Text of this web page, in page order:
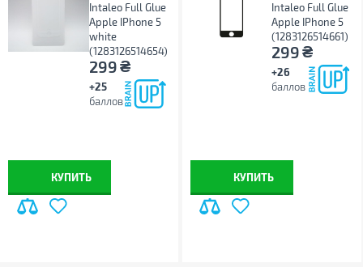
Intaleo Full Glue
Apple IPhone 5
white
(1283126514654)
299₴
+25
баллов
КУПИТЬ
Intaleo Full Glue
Apple IPhone 5
(1283126514661)
299₴
+26
баллов
КУПИТЬ